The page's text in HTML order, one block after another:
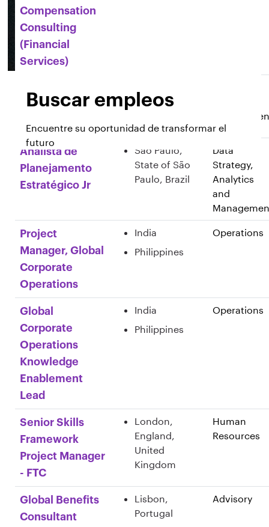
Buscar empleos
Encuentre su oportunidad de transformar el
futuro
Compensation
Consulting
(Financial
Services)
- Risk & Broking
District,
Analista de
Planejamento
Estratégico Jr
São Paulo,
State of São
Paulo, Brazil
Data
Strategy,
Analytics
and
Project
Manager, Global
Corporate
Operations
India
Philippines
Operations
Global
Corporate
Operations
Knowledge
Enablement
Lead
India
Philippines
Operations
Senior Skills
Framework
Project Manager
- FTC
London,
England,
United
Kingdom
Human
Resources
Global Benefits
Consultant
Lisbon,
Portugal
Advisory